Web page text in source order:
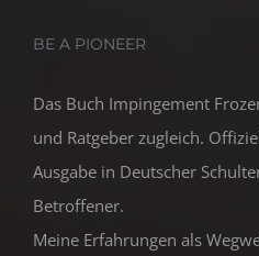
BE A PIONEER
Das Buch Impingement
und Ratgeber zugleich.
Ausgabe in Deutscher
Betroffener.
Meine Erfahrungen als